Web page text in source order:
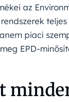
az
piaci
EPD-